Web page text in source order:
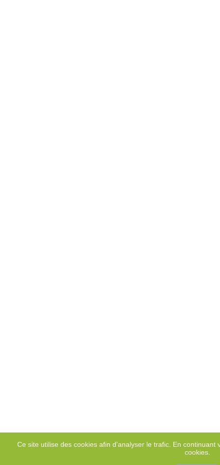
Ce site utilise des cookies afin d'analyser le trafic. En
cookies.